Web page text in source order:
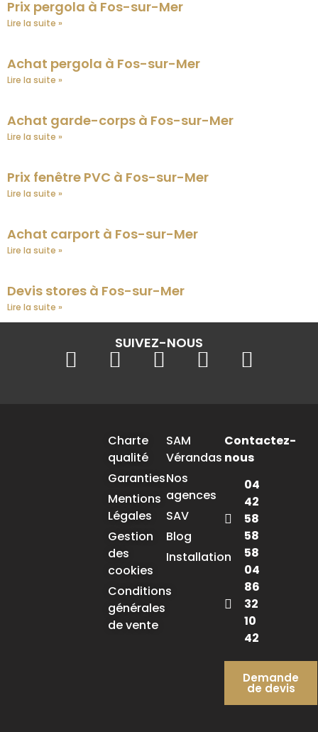
Prix pergola à Fos-sur-Mer
Lire la suite »
Achat pergola à Fos-sur-Mer
Lire la suite »
Achat garde-corps à Fos-sur-Mer
Lire la suite »
Prix fenêtre PVC à Fos-sur-Mer
Lire la suite »
Achat carport à Fos-sur-Mer
Lire la suite »
Devis stores à Fos-sur-Mer
Lire la suite »
SUIVEZ-NOUS
Charte
qualité
Garanties
Mentions
Légales
Gestion
des
cookies
Conditions
générales
de vente
SAM
Vérandas
Nos
agences
SAV
Blog
Installation
Contactez-
nous
04
42
58
58
58
04
86
32
10
42
Demande
de devis